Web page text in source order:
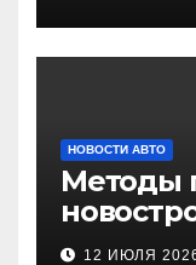
НОВОСТИ АВТО
Методы
12 ИЮЛЯ